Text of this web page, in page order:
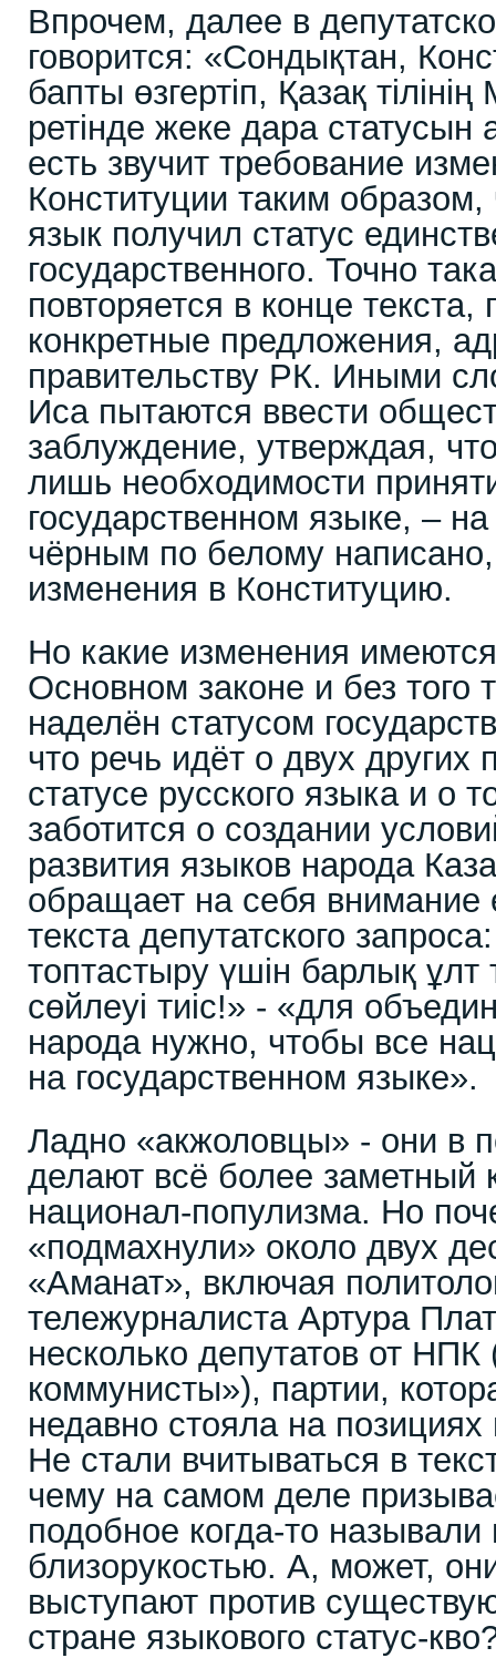
Впрочем, далее в
говорится: «Сондықтан,
бапты өзгертіп, Қазақ тілінің
ретінде жеке дара статусын
есть звучит требование
Конституции таким образом,
язык получил статус
государственного. Точно
повторяется в конце текста,
конкретные предложения,
правительству РК. Иными
Иса пытаются ввести
заблуждение, утверждая,
лишь необходимости
государственном языке, –
чёрным по белому
изменения в Конституцию.
Но какие изменения
Основном законе и без того
наделён статусом
что речь идёт о двух других
статусе русского языка и о
заботится о создании
развития языков народа
обращает на себя
текста депутатского запроса:
топтастыру үшін барлық ұлт
сөйлеуі тиіс!» - «для
народа нужно, чтобы все
на государственном языке».
Ладно «акжоловцы» - они в
делают всё более заметный
национал-популизма. Но
«подмахнули» около двух
«Аманат», включая
тележурналиста Артура
несколько депутатов от
коммунисты»), партии,
недавно стояла на
Не стали вчитываться в
чему на самом деле
подобное когда-то называли
близорукостью. А, может,
выступают против
стране языкового статус-